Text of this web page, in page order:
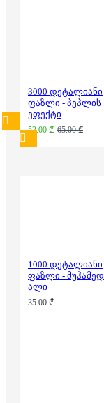
3000 დეტალიანი
ფაზლი - პეპლის
ეფექტი
52.00 ₾ 65.00 ₾
1000 დეტალიანი
ფაზლი - მუჰამედ
ალი
35.00 ₾